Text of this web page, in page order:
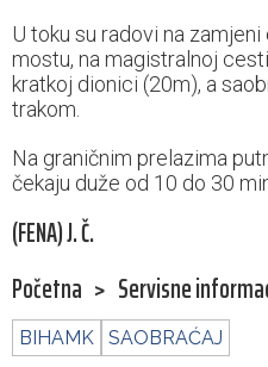
U toku su radovi na
mostu, na magistralnoj
kratkoj dionici (20m), a
trakom.
Na graničnim prelazima
čekaju duže od 10 do 30
(FENA) J. Č.
Početna > Servisne
BIHAMK SAOBRAĆAJ